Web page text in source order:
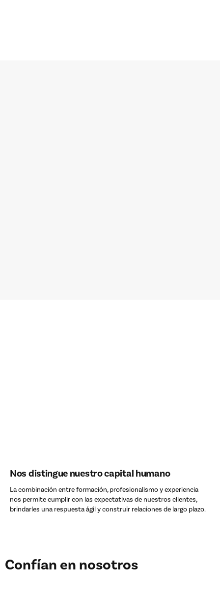
Nos distingue nuestro capital humano
La combinación entre formación, profesionalismo y experiencia
nos permite cumplir con las expectativas de nuestros clientes,
brindarles una respuesta ágil y construir relaciones de largo plazo.
Confían en nosotros